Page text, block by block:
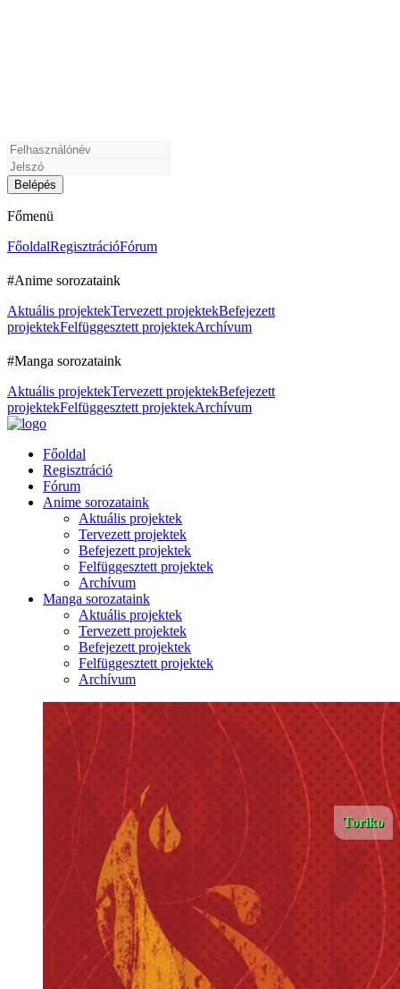
Főmenü
FőoldalRegisztrációFórum
#Anime sorozataink
Aktuális projektekTervezett projektekBefejezett
projektekFelfüggesztett projektekArchívum
#Manga sorozataink
Aktuális projektekTervezett projektekBefejezett
projektekFelfüggesztett projektekArchívum
Főoldal
Regisztráció
Fórum
Anime sorozataink
Aktuális projektek
Tervezett projektek
Befejezett projektek
Felfüggesztett projektek
Archívum
Manga sorozataink
Aktuális projektek
Tervezett projektek
Befejezett projektek
Felfüggesztett projektek
Archívum
Toriko